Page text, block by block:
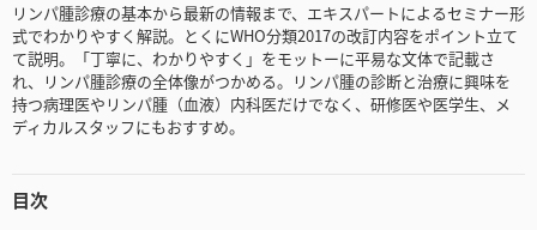
リンパ腫診療の基本から最新の情報まで、エキスパートによるセミナー形
式でわかりやすく解説。とくにWHO分類2017の改訂内容をポイント立て
て説明。「丁寧に、わかりやすく」をモットーに平易な文体で記載さ
れ、リンパ腫診療の全体像がつかめる。リンパ腫の診断と治療に興味を
持つ病理医やリンパ腫（血液）内科医だけでなく、研修医や医学生、メ
ディカルスタッフにもおすすめ。
目次